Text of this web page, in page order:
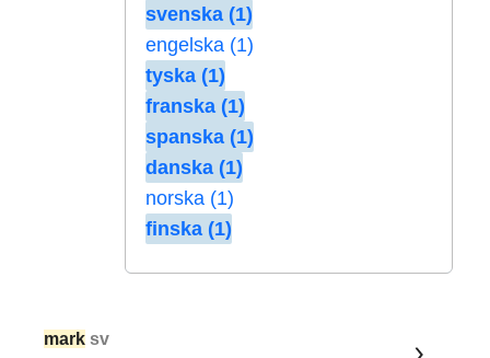
svenska (1)
engelska (1)
tyska (1)
franska (1)
spanska (1)
danska (1)
norska (1)
finska (1)
mark sv